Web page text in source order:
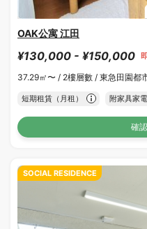
OAK公寓 江田
¥130,000 - ¥150,000
37.29㎡〜 / 2樓層數 / 東急田園都
短期租賃（月租） 附家具家電
確
SOCIAL RESIDENCE